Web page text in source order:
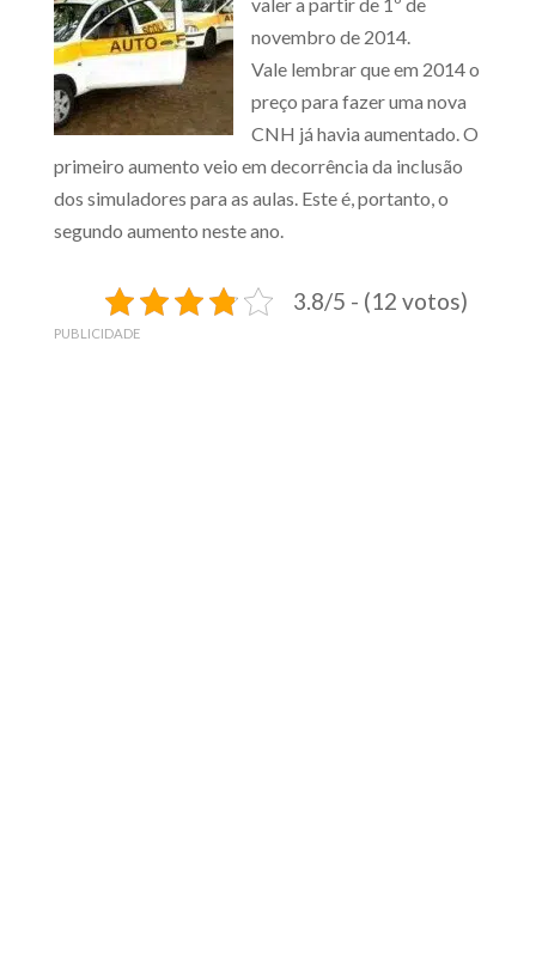
novembro de 2014.
Vale lembrar que em 2014 o
preço para fazer uma nova
CNH já havia aumentado. O
primeiro aumento veio em decorrência da inclusão
dos simuladores para as aulas. Este é, portanto, o
segundo aumento neste ano.
3.8/5 - (12 votos)
PUBLICIDADE